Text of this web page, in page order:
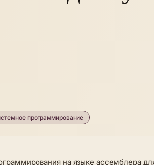
программирование
на языке ассемблера